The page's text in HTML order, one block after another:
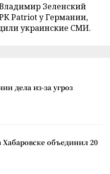
Зеленский
Patriot у Германии,
украинские СМИ.
дела из-за угроз
Хабаровске объединил 20